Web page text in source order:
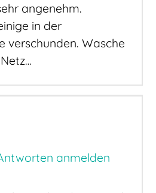
angenehm.
in der
verschunden. Wasche
anmelden